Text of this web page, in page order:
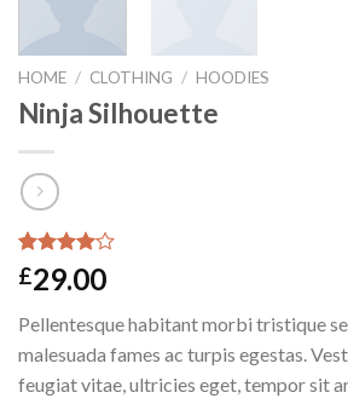
HOME / CLOTHING / HOODIES
Ninja Silhouette
Rated
4.00 out
based on
5
customer
ratings
£29.00
Pellentesque habitant morbi tristique
malesuada fames ac turpis egestas.
feugiat vitae, ultricies eget, tempor sit